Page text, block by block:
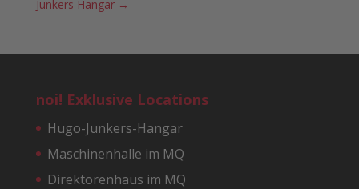
Junkers Hangar →
noi! Exklusive Locations
Hugo-Junkers-Hangar
Maschinenhalle im MQ
Direktorenhaus im MQ